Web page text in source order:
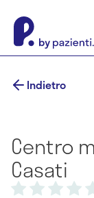
Indietro
Centro
Casati